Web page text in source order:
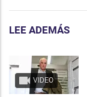
LEE ADEMÁS
VIDEO